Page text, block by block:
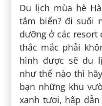
Du lịch mùa hè
tắm biển? đi suối
dưỡng ở các resort
thắc mắc phải
hình được sẽ du
như thế nào thì
bạn những khu
xanh tươi, hấp